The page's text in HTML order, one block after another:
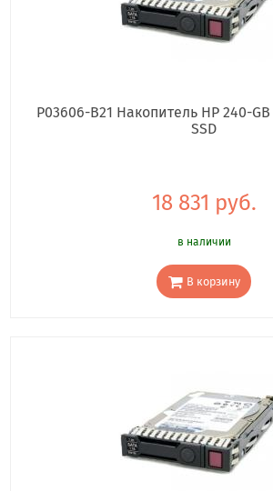
P03606-B21 Накопитель HP 240-GB
SSD
18 831 руб.
в наличии
В корзину